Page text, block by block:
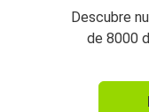
Descubre
de 8000